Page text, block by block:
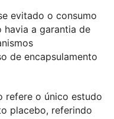
evitado o consumo
havia a garantia de
de encapsulamento
refere o único estudo
placebo, referindo